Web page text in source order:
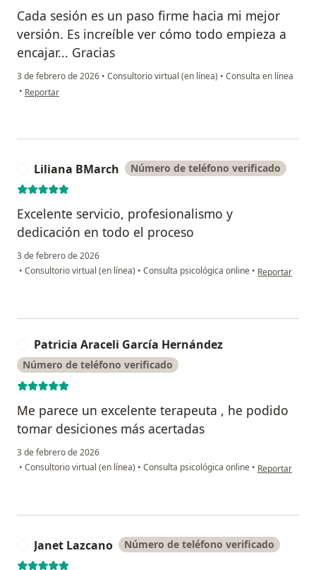
Cada sesión es un paso firme hacia mi mejor
versión. Es increíble ver cómo todo empieza a
encajar... Gracias
3 de febrero de 2026 • Consultorio virtual (en línea) • Consulta en línea
• en opinión del usuario Herminia
Reportar
Liliana BMarch Número de teléfono verificado
Excelente servicio, profesionalismo y
dedicación en todo el proceso
3 de febrero de 2026
• Consultorio virtual (en línea) • Consulta psicológica online • en opinión del
Reportar
Patricia Araceli García Hernández
Número de teléfono verificado
Me parece un excelente terapeuta , he podido
tomar desiciones más acertadas
3 de febrero de 2026
• Consultorio virtual (en línea) • Consulta psicológica online • en opinión del
Reportar
Janet Lazcano Número de teléfono verificado